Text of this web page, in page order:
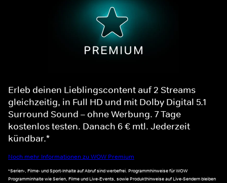
Erleb deinen Lieblingscontent auf 2 Streams
gleichzeitig, in Full HD und mit Dolby Digital 5.1
Surround Sound – ohne Werbung. 7 Tage
kostenlos testen. Danach 6 € mtl. Jederzeit
kündbar.*
Noch mehr Informationen zu WOW Premium
*Serien-, Filme- und Sport-Inhalte auf Abruf sind werbefrei. Programmhinweise für WOW
Programminhalte wie Serien, Filme und Live-Events, sowie Produkthinweise auf Live-Sendern bleiben